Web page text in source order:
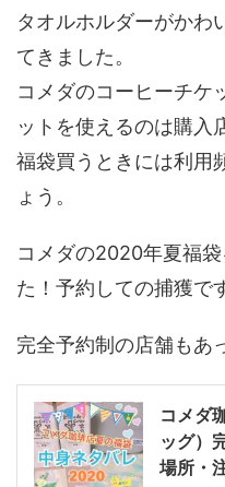
タオルホルダーがかわ
てきました。
コメダのコーヒーチケ
ットを使えるのは購入
福袋買うときには利用
ょう。
コメダの2020年夏福
た！予約しての捕獲で
完全予約制の店舗もあ
コメダ
ッグ）
場所・